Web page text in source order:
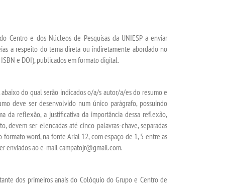
Centro e dos Núcleos de Pesquisas da UNIESP a enviar
a respeito do tema direta ou indiretamente abordado no
e DOI), publicados em formato digital.
do qual serão indicados o/a/s autor/a/es do resumo e
deve ser desenvolvido num único parágrafo, possuindo
da reflexão, a justificativa da importância dessa reflexão,
ser elencadas até cinco palavras-chave, separadas
word, na fonte Arial 12, com espaço de 1, 5 entre as
enviados ao e-mail campatojr@gmail.com.
dos primeiros anais do Colóquio do Grupo e Centro de